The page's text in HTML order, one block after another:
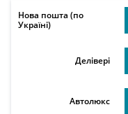
Нова пошта (по
Україні)
Делівері
Автолюкс